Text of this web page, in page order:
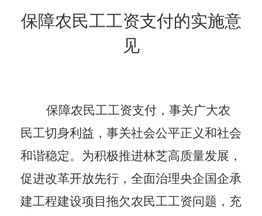
保障农民工工资支付的实施意
见
保障农民工工资支付 ，事关广大农
民工切身利益，事关社会公平正义和社会
和谐稳定。 为积极推进林芝高质量发展，
促进改革开放先行，全面治理央企国企承
建工程建设项目拖欠农民工工资问题，充